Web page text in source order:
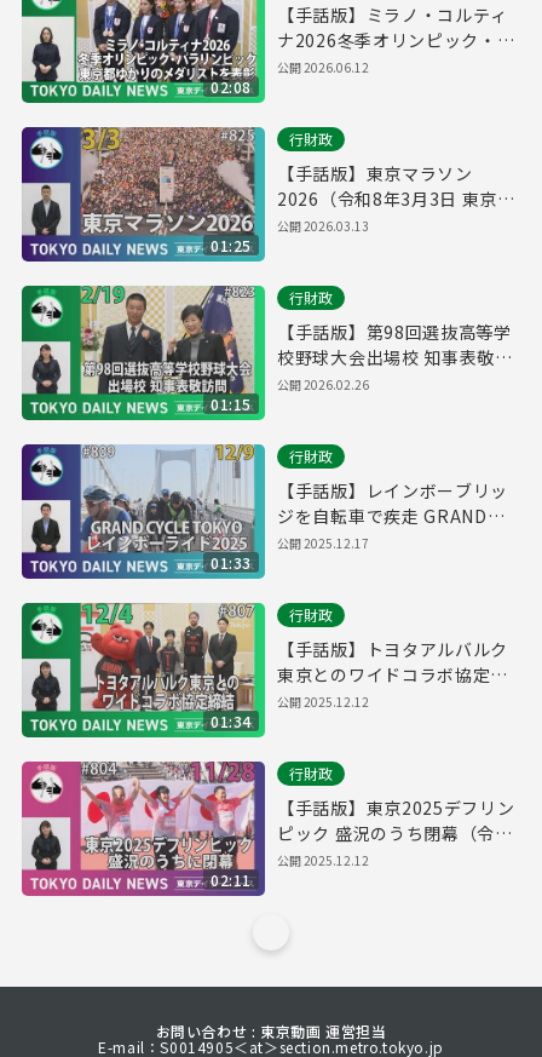
02:08
【手話版】ミラノ・コルティ
ナ2026冬季オリンピック・パ
ラリンピック 東京都ゆかりの
No.843）
公開2026.06.12
01:25
行財政
【手話版】東京マラソン
2026（令和8年3月3日 東京デ
イリーニュース No.825）
公開2026.03.13
01:15
行財政
【手話版】第98回選抜高等学
校野球大会出場校 知事表敬訪
問 （令和8年2月19日 東京デ
公開2026.02.26
01:33
行財政
【手話版】レインボーブリッ
ジを自転車で疾走 GRAND
CYCLE TOKYO レインボーラ
No.809）
公開2025.12.17
01:34
行財政
【手話版】トヨタアルバルク
東京とのワイドコラボ協定締
結（令和7年12月4日 東京デイ
公開2025.12.12
02:11
行財政
【手話版】東京2025デフリン
ピック 盛況のうち閉幕（令和
７年11月28日 東京デイリーニ
公開2025.12.12
お問い合わせ : 東京動画 運営担当
E-mail：S0014905＜at＞section.metro.tokyo.jp